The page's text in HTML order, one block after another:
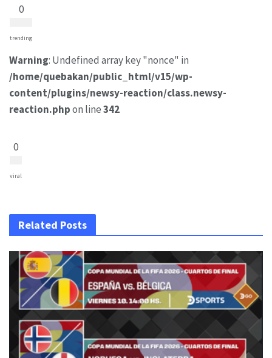
0
trending
Warning: Undefined array key "nonce" in
/home/quebakan/public_html/v15/wp-
content/plugins/newsy-reaction/class.newsy-
reaction.phpon line342
0
viral
Related Posts